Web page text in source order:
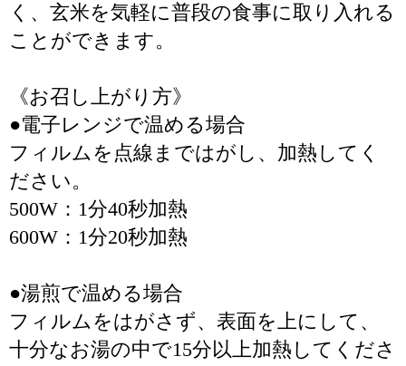
く、玄米を気軽に普段の食事に取り入れる
ことができます。
《お召し上がり方》
●電子レンジで温める場合
フィルムを点線まではがし、加熱してく
ださい。
500W：1分40秒加熱
600W：1分20秒加熱
●湯煎で温める場合
フィルムをはがさず、表面を上にして、
十分なお湯の中で15分以上加熱してくださ